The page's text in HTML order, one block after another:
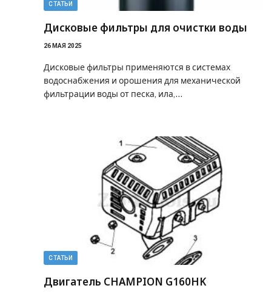
СТАТЬИ
Дисковые фильтры для очистки воды
26 МАЯ 2025
Дисковые фильтры применяются в системах
водоснабжения и орошения для механической
фильтрации воды от песка, ила,…
СТАТЬИ
Двигатель CHAMPION G160HK